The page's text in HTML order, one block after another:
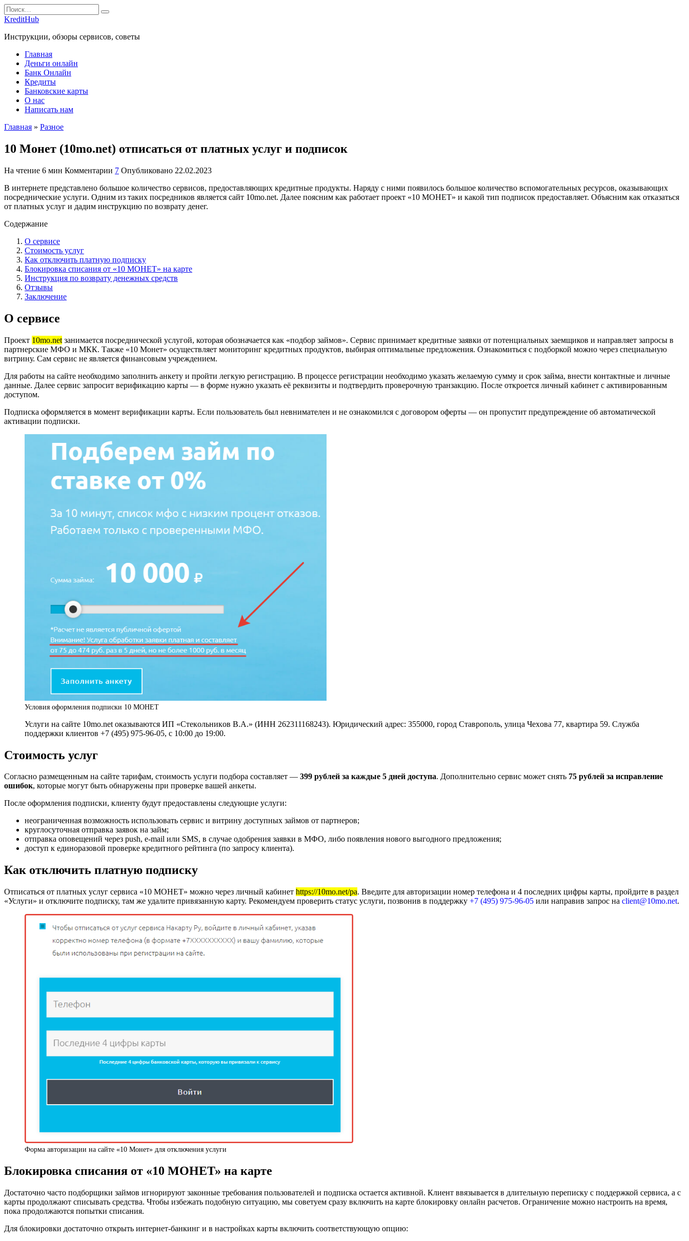
Перейти
к
Search
for:
KreditHub
Инструкции, обзоры сервисов, советы
Главная
Деньги онлайн
Банк Онлайн
Кредиты
Банковские карты
О нас
Написать нам
Главная » Разное
10 Монет (10mo.net) отписаться от платных услуг и подписок
На чтение 6 мин Комментарии 7 Опубликовано 22.02.2023
В интернете представлено большое количество сервисов, предоставляющих кредитные продукты. Наряду с ними появилось большое количество вспомогательных ресурсов, оказывающих
посреднические услуги. Одним из таких посредников является сайт 10mo.net. Далее поясним как работает проект «10 МОНЕТ» и какой тип подписок предоставляет. Объясним как отказаться
от платных услуг и дадим инструкцию по возврату денег.
Содержание
О сервисе
Стоимость услуг
Как отключить платную подписку
Блокировка списания от «10 МОНЕТ» на карте
Инструкция по возврату денежных средств
Отзывы
Заключение
О сервисе
Проект 10mo.net занимается посреднической услугой, которая обозначается как «подбор займов». Сервис принимает кредитные заявки от потенциальных заемщиков и направляет запросы в
партнерские МФО и МКК. Также «10 Монет» осуществляет мониторинг кредитных продуктов, выбирая оптимальные предложения. Ознакомиться с подборкой можно через специальную
витрину. Сам сервис не является финансовым учреждением.
Для работы на сайте необходимо заполнить анкету и пройти легкую регистрацию. В процессе регистрации необходимо указать желаемую сумму и срок займа, внести контактные и личные
данные. Далее сервис запросит верификацию карты — в форме нужно указать её реквизиты и подтвердить проверочную транзакцию. После откроется личный кабинет с активированным
доступом.
Подписка оформляется в момент верификации карты. Если пользователь был невнимателен и не ознакомился с договором оферты — он пропустит предупреждение об автоматической
активации подписки.
Условия оформления подписки 10 МОНЕТ
Услуги на сайте 10mo.net оказываются ИП «Стeкoльникoв B.A.» (ИНН 262311168243). Юридический адрес: 355000, город Стaврoполь, улица Чexовa 77, квартира 59. Служба
поддержки клиентов +7 (495) 975-96-05, с 10:00 до 19:00.
Стоимость услуг
Согласно размещенным на сайте тарифам, стоимость услуги подбора составляет — 399 рублей за каждые 5 дней доступа. Дополнительно сервис может снять 75 рублей за исправление
ошибок, которые могут быть обнаружены при проверке вашей анкеты.
После оформления подписки, клиенту будут предоставлены следующие услуги:
неограниченная возможность использовать сервис и витрину доступных займов от партнеров;
круглосуточная отправка заявок на займ;
отправка оповещений через push, e-mail или SMS, в случае одобрения заявки в МФО, либо появления нового выгодного предложения;
доступ к единоразовой проверке кредитного рейтинга (по запросу клиента).
Как отключить платную подписку
Отписаться от платных услуг сервиса «10 МОНЕТ» можно через личный кабинет https://10mo.net/pa. Введите для авторизации номер телефона и 4 последних цифры карты, пройдите в раздел
«Услуги» и отключите подписку, там же удалите привязанную карту. Рекомендуем проверить статус услуги, позвонив в поддержку +7 (495) 975-96-05 или направив запрос на client@10mo.net.
Форма авторизации на сайте «10 Монет» для отключения услуги
Блокировка списания от «10 МОНЕТ» на карте
Достаточно часто подборщики займов игнорируют законные требования пользователей и подписка остается активной. Клиент ввязывается в длительную переписку с поддержкой сервиса, а с
карты продолжают списывать средства. Чтобы избежать подобную ситуацию, мы советуем сразу включить на карте блокировку онлайн расчетов. Ограничение можно настроить на время,
пока продолжаются попытки списания.
Для блокировки достаточно открыть интернет-банкинг и в настройках карты включить соответствующую опцию: